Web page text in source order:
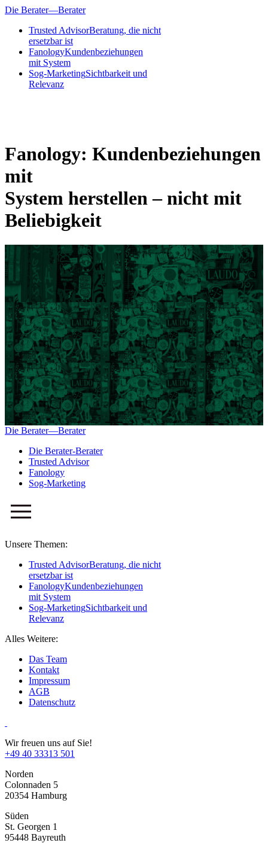
Die Berater—Berater
Trusted AdvisorBeratung, die nicht
ersetzbar ist
FanologyKundenbeziehungen
mit System
Sog-MarketingSichtbarkeit und
Relevanz
Fanology: Kundenbeziehungen
mit
System herstellen – nicht mit
Beliebigkeit
Die Berater—Berater
Die Berater-Berater
Trusted Advisor
Fanology
Sog-Marketing
Unsere Themen:
Trusted AdvisorBeratung, die nicht
ersetzbar ist
FanologyKundenbeziehungen
mit System
Sog-MarketingSichtbarkeit und
Relevanz
Alles Weitere:
Das Team
Kontakt
Impressum
AGB
Datenschutz
Wir freuen uns auf Sie!
+49 40 33313 501
Norden
Colonnaden 5
20354 Hamburg
Süden
St. Georgen 1
95448 Bayreuth